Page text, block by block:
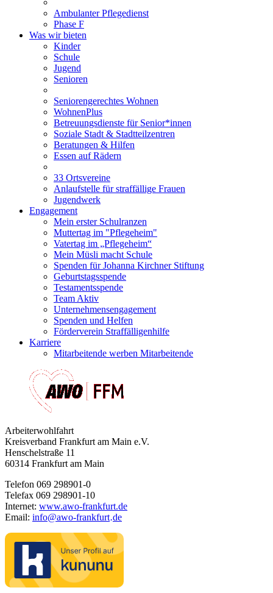
Ambulanter Pflegedienst
Phase F
Was wir bieten
Kinder
Schule
Jugend
Senioren
Seniorengerechtes Wohnen
WohnenPlus
Betreuungsdienste für Senior*innen
Soziale Stadt & Stadtteilzentren
Beratungen & Hilfen
Essen auf Rädern
33 Ortsvereine
Anlaufstelle für straffällige Frauen
Jugendwerk
Engagement
Mein erster Schulranzen
Muttertag im "Pflegeheim"
Vatertag im „Pflegeheim“
Mein Müsli macht Schule
Spenden für Johanna Kirchner Stiftung
Geburtstagsspende
Testamentsspende
Team Aktiv
Unternehmensengagement
Spenden und Helfen
Förderverein Straffälligenhilfe
Karriere
Mitarbeitende werben Mitarbeitende
Arbeiterwohlfahrt
Kreisverband Frankfurt am Main e.V.
Henschelstraße 11
60314 Frankfurt am Main
Telefon 069 298901-0
Telefax 069 298901-10
Internet: www.awo-frankfurt.de
Email: info@awo-frankfurt·de